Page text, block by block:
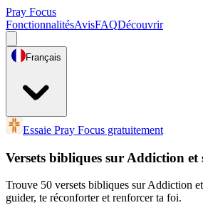
Pray Focus
FonctionnalitésAvisFAQDécouvrir
Français
Essaie Pray Focus gratuitement
Versets bibliques sur Addiction et
Trouve 50 versets bibliques sur Addiction
guider, te réconforter et renforcer ta foi.